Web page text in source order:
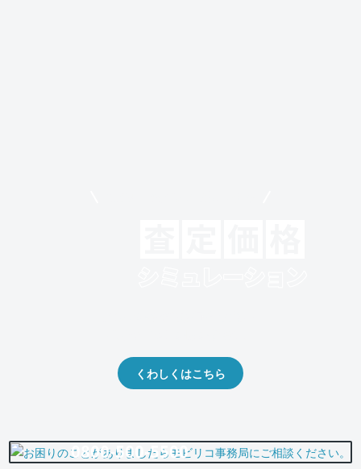
くわしくはこちら
0800-500-5500